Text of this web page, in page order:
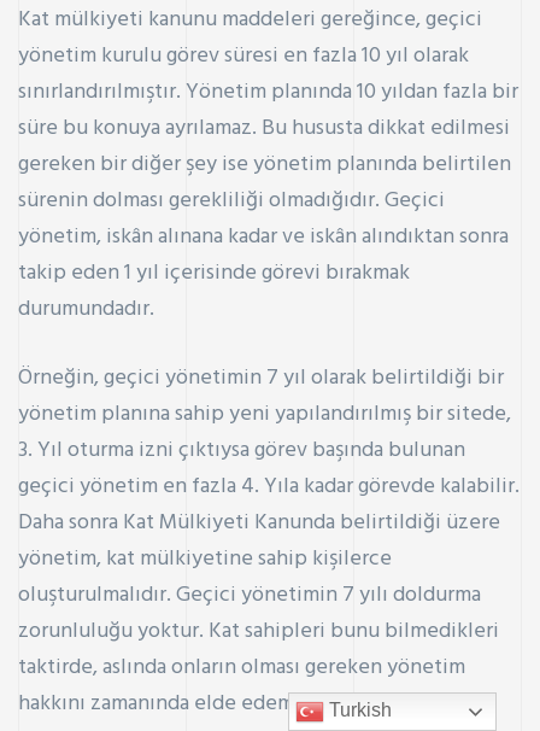
Kat mülkiyeti kanunu maddeleri gereğince, geçici
yönetim kurulu görev süresi en fazla 10 yıl olarak
sınırlandırılmıştır. Yönetim planında 10 yıldan fazla bir
süre bu konuya ayrılamaz. Bu hususta dikkat edilmesi
gereken bir diğer şey ise yönetim planında belirtilen
sürenin dolması gerekliliği olmadığıdır. Geçici
yönetim, iskân alınana kadar ve iskân alındıktan sonra
takip eden 1 yıl içerisinde görevi bırakmak
durumundadır.
Örneğin, geçici yönetimin 7 yıl olarak belirtildiği bir
yönetim planına sahip yeni yapılandırılmış bir sitede,
3. Yıl oturma izni çıktıysa görev başında bulunan
geçici yönetim en fazla 4. Yıla kadar görevde kalabilir.
Daha sonra Kat Mülkiyeti Kanunda belirtildiği üzere
yönetim, kat mülkiyetine sahip kişilerce
oluşturulmalıdır. Geçici yönetimin 7 yılı doldurma
zorunluluğu yoktur. Kat sahipleri bunu bilmedikleri
taktirde, aslında onların olması gereken yönetim
hakkını zamanında elde edemeyebilirler.
Turkish